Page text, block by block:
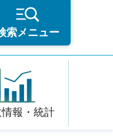
索メニュー
報・統計